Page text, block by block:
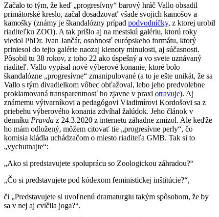
Začalo to tým, že keď „progresívny“ barový hráč Vallo obsadil
primátorské kreslo, začal dosadzovať všade svojich kamošov a
kamošky (známy je škandalózny prípad podvodníčky, z ktorej urobil
riaditeľku ZOO). A tak prišlo aj na mestskú galériu, ktorú roky
viedol PhDr. Ivan Jančár, osobnosť európskeho formátu, ktorý
priniesol do tejto galérie naozaj klenoty minulosti, aj súčasnosti.
Pôsobil tu 38 rokov, z toho 22 ako úspešný a vo svete uznávaný
riaditeľ. Vallo vypísal nové výberové konanie, ktoré bolo
škandalózne „progresívne“ zmanipulované (a to je ešte unikát, že sa
Vallo s tým divadielkom vôbec obťažoval, lebo jeho predvolebne
proklamovaná transparentnosť ho zjavne v praxi otravuje). Aj
známemu výtvarníkovi a pedagógovi Vladimírovi Kordošovi sa z
priebehu výberového konania zdvíhal žalúdok. Jeho článok v
denníku Pravda z 24.3.2020 z internetu záhadne zmizol. Ale keďže
ho mám odložený, môžem citovať tie „progresívne perly“, čo
komisia kládla uchádzačom o miesto riaditeľa GMB. Tak si to
„vychutnajte“:
„Ako si predstavujete spoluprácu so Zoologickou záhradou?“
„Čo si predstavujete pod kódexom feministickej inštitúcie?“,
či „Predstavujete si uvoľnenú dramaturgiu takým spôsobom, že by
sa v nej aj cvičila joga?“.